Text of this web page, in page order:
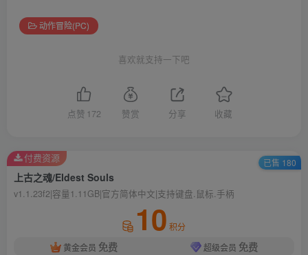
动作冒险(PC)
喜欢就支持一下吧
点赞 172 赞赏 分享 收藏
上古之魂/Eldest Souls
v1.1.23f2|容量1.11GB|官方简体中文|支持键盘.鼠标.手柄
10 积分
黄金会员 免费 超级会员 免费
付费资源 已售 180